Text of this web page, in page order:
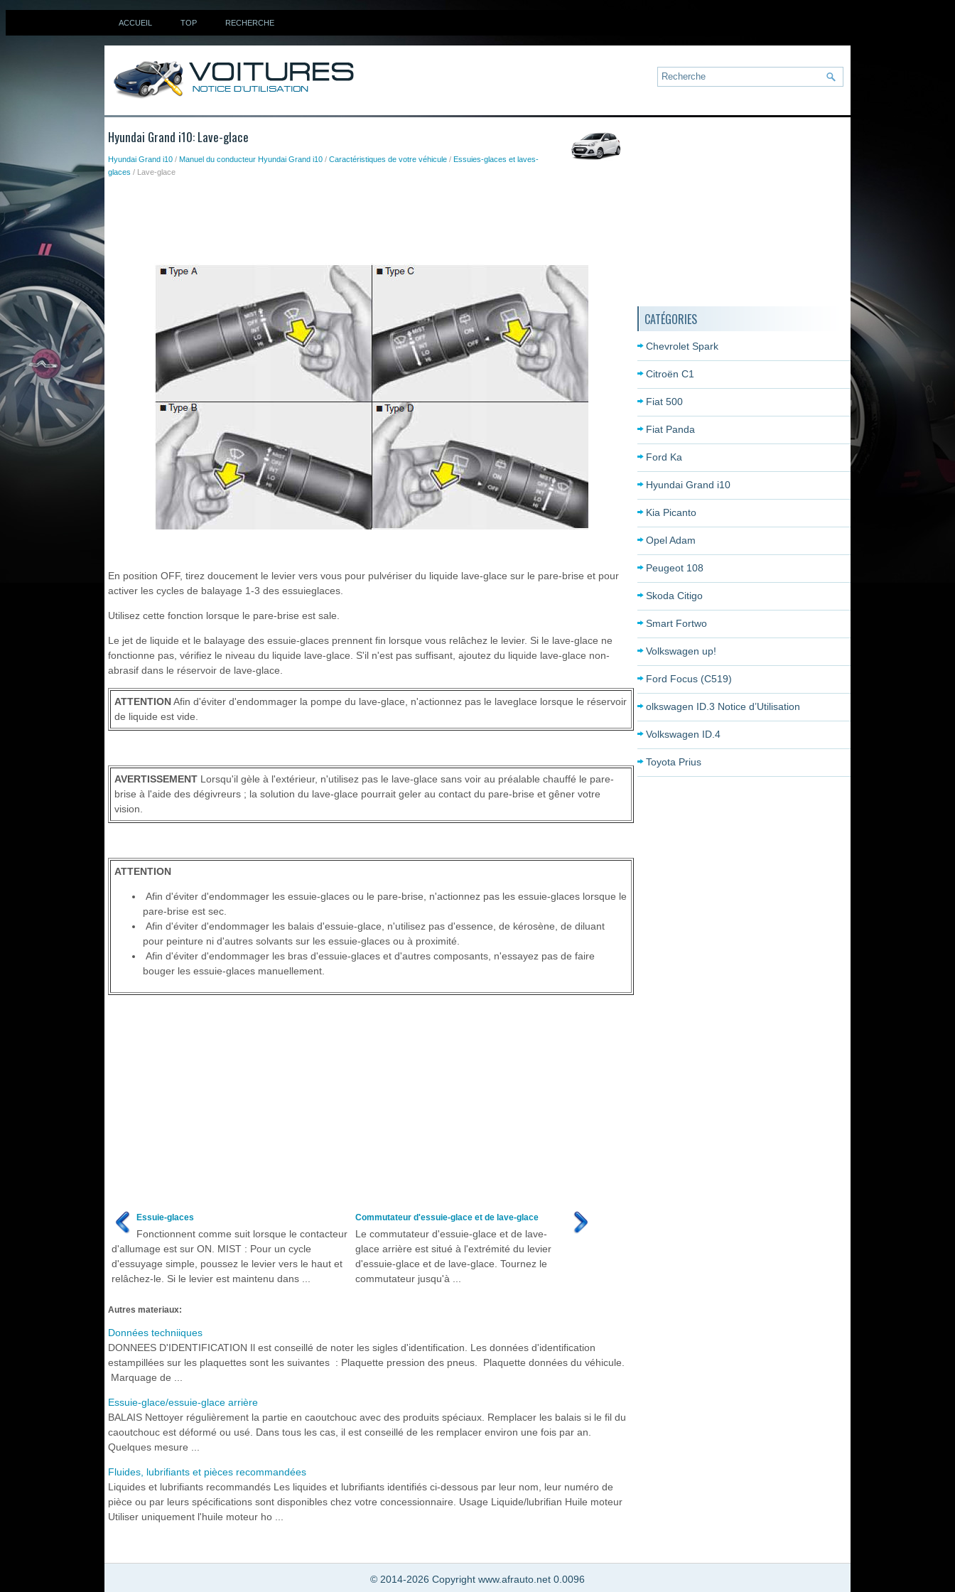
ACCUEIL TOP RECHERCHE
Hyundai Grand i10: Lave-glace
Hyundai Grand i10 / Manuel du conducteur Hyundai Grand i10 / Caractéristiques de votre véhicule / Essuies-glaces et laves-
glaces / Lave-glace
En position OFF, tirez doucement le levier vers vous pour pulvériser du liquide lave-glace sur le pare-brise et pour
activer les cycles de balayage 1-3 des essuieglaces.
Utilisez cette fonction lorsque le pare-brise est sale.
Le jet de liquide et le balayage des essuie-glaces prennent fin lorsque vous relâchez le levier. Si le lave-glace ne
fonctionne pas, vérifiez le niveau du liquide lave-glace. S'il n'est pas suffisant, ajoutez du liquide lave-glace non-
abrasif dans le réservoir de lave-glace.
ATTENTIONAfin d'éviter d'endommager la pompe du lave-glace, n'actionnez pas le laveglace lorsque le réservoir
de liquide est vide.
AVERTISSEMENT Lorsqu'il gèle à l'extérieur, n'utilisez pas le lave-glace sans voir au préalable chauffé le pare-
brise à l'aide des dégivreurs ; la solution du lave-glace pourrait geler au contact du pare-brise et gêner votre
vision.
ATTENTION
Afin d'éviter d'endommager les essuie-glaces ou le pare-brise, n'actionnez pas les essuie-glaces lorsque le
pare-brise est sec.
Afin d'éviter d'endommager les balais d'essuie-glace, n'utilisez pas d'essence, de kérosène, de diluant
pour peinture ni d'autres solvants sur les essuie-glaces ou à proximité.
Afin d'éviter d'endommager les bras d'essuie-glaces et d'autres composants, n'essayez pas de faire
bouger les essuie-glaces manuellement.
Essuie-glaces
Fonctionnent comme suit lorsque le contacteur
d'allumage est sur ON. MIST : Pour un cycle
d'essuyage simple, poussez le levier vers le haut et
relâchez-le. Si le levier est maintenu dans ...
Commutateur d'essuie-glace et de lave-glace
Le commutateur d'essuie-glace et de lave-
glace arrière est situé à l'extrémité du levier
d'essuie-glace et de lave-glace. Tournez le
commutateur jusqu'à ...
Autres materiaux:
Données techniiques
DONNEES D'IDENTIFICATION Il est conseillé de noter les sigles d'identification. Les données d'identification
estampillées sur les plaquettes sont les suivantes : Plaquette pression des pneus. Plaquette données du véhicule.
Marquage de ...
Essuie-glace/essuie-glace arrière
BALAIS Nettoyer régulièrement la partie en caoutchouc avec des produits spéciaux. Remplacer les balais si le fil du
caoutchouc est déformé ou usé. Dans tous les cas, il est conseillé de les remplacer environ une fois par an.
Quelques mesure ...
Fluides, lubrifiants et pièces recommandées
Liquides et lubrifiants recommandés Les liquides et lubrifiants identifiés ci-dessous par leur nom, leur numéro de
pièce ou par leurs spécifications sont disponibles chez votre concessionnaire. Usage Liquide/lubrifian Huile moteur
Utiliser uniquement l'huile moteur ho ...
CATÉGORIES
Chevrolet Spark
Citroën C1
Fiat 500
Fiat Panda
Ford Ka
Hyundai Grand i10
Kia Picanto
Opel Adam
Peugeot 108
Skoda Citigo
Smart Fortwo
Volkswagen up!
Ford Focus (C519)
olkswagen ID.3 Notice d’Utilisation
Volkswagen ID.4
Toyota Prius
© 2014-2026 Copyright www.afrauto.net 0.0096